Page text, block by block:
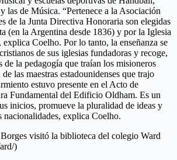
las de Música. “Pertenece a la Asociación
de la Junta Directiva Honoraria son elegidas
(en la Argentina desde 1836) y por la Iglesia
Coelho. Por lo tanto, la enseñanza se
de sus iglesias fundadoras y recoge,
de la pedagogía que traían los misioneros
las maestras estadounidenses que trajo
estuvo presente en el Acto de
Fundamental del Edificio Oldham. Es un
inicios, promueve la pluralidad de ideas y
nacionalidades, explica Coelho.
visitó la biblioteca del colegio Ward
)